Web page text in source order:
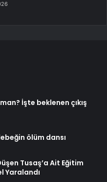
İşte beklenen çıkış
ölüm dansı
Tusaş’a Ait Eğitim
Yaralandı